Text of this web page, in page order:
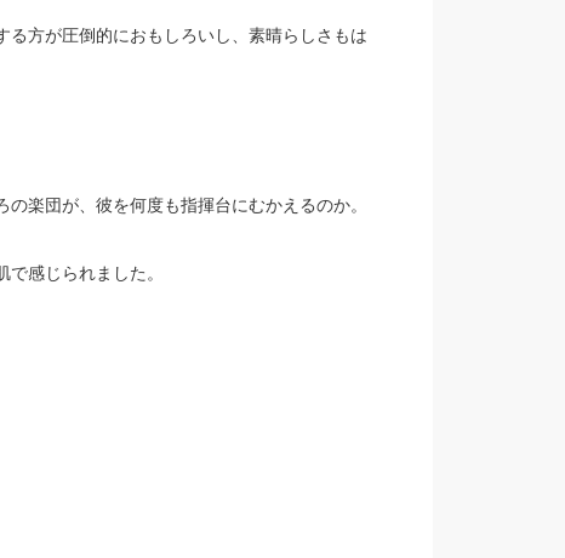
方が圧倒的におもしろいし、素晴らしさもは
楽団が、彼を何度も指揮台にむかえるのか。
感じられました。